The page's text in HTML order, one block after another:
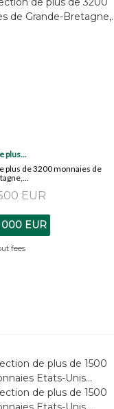
plus...
plus de 3200 monnaies de
EUR
EUR
fees